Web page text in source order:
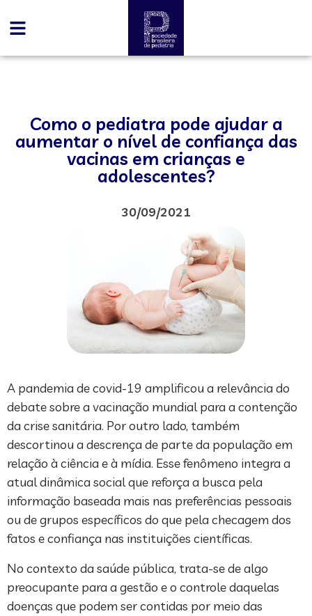
Como o pediatra pode ajudar a
aumentar o nível de confiança das
vacinas em crianças e
adolescentes?
30/09/2021
A pandemia de covid-19 amplificou a relevância do
debate sobre a vacinação mundial para a contenção
da crise sanitária. Por outro lado, também
descortinou a descrença de parte da população em
relação à ciência e à mídia. Esse fenômeno integra a
atual dinâmica social que reforça a busca pela
informação baseada mais nas preferências pessoais
ou de grupos específicos do que pela checagem dos
fatos e confiança nas instituições científicas.
No contexto da saúde pública, trata-se de algo
preocupante para a gestão e o controle daquelas
doenças que podem ser contidas por meio das